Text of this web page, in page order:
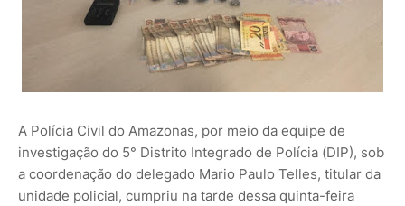
A Polícia Civil do Amazonas, por meio da equipe de
investigação do 5° Distrito Integrado de Polícia (DIP), sob
a coordenação do delegado Mario Paulo Telles, titular da
unidade policial, cumpriu na tarde dessa quinta-feira